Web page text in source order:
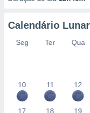
Calendário Lunar
Seg Ter Qua
10 11 12
17 18 19